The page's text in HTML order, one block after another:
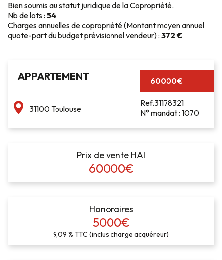
APPARTEMENT
31100 Toulouse
60000€
Ref.31178321
N° mandat : 1070
Prix de vente HAI
60000€
Honoraires
5000€
9,09 % TTC (inclus charge acquéreur)
Bien soumis au statut juridique de la Copropriété.
Nb de lots : 54
Charges annuelles de copropriété (Montant moyen annuel
quote-part du budget prévisionnel vendeur) : 372 €